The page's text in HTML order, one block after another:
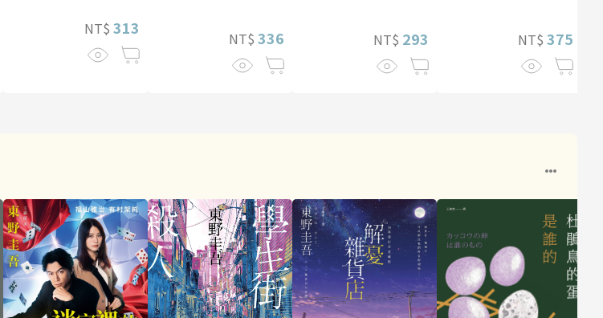
NT$ 313
NT$ 336 NT$ 293 NT$ 375